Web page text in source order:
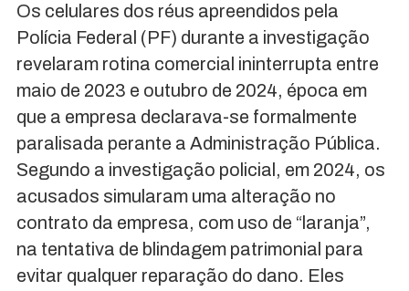
Os celulares dos réus apreendidos pela
Polícia Federal (PF) durante a investigação
revelaram rotina comercial ininterrupta entre
maio de 2023 e outubro de 2024, época em
que a empresa declarava-se formalmente
paralisada perante a Administração Pública.
Segundo a investigação policial, em 2024, os
acusados simularam uma alteração no
contrato da empresa, com uso de “laranja”,
na tentativa de blindagem patrimonial para
evitar qualquer reparação do dano. Eles